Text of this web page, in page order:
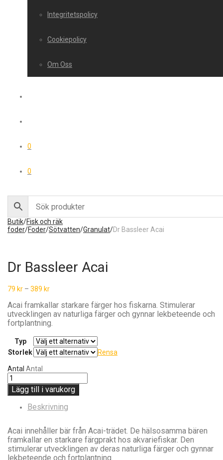
Integritetspolicy
Cookiepolicy
Om Oss
0
0
Butik/Fisk och räk
foder/Foder/Sötvatten/Granulat/Dr Bassleer Acai
Dr Bassleer Acai
79 kr – 389 kr
Acai framkallar starkare färger hos fiskarna. Stimulerar
utvecklingen av naturliga färger och gynnar lekbeteende och
fortplantning.
Typ
Storlek
Rensa
Antal Antal
Lägg till i varukorg
Beskrivning
Acai innehåller bär från Acai-trädet. De hälsosamma bären
framkallar en starkare färgprakt hos akvariefiskar. Den
stimulerar utvecklingen av deras naturliga färger och gynnar
lekbeteende och fortplantning.